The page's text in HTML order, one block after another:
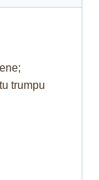
trumpu